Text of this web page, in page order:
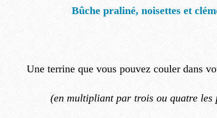
Bûche praliné, noisettes et
Une terrine que vous pouvez couler dans
(en multipliant par trois ou quatre les